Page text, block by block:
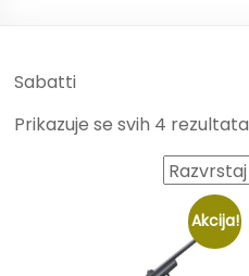
Sabatti
Prikazuje se svih 4 rezultata
Akcija!